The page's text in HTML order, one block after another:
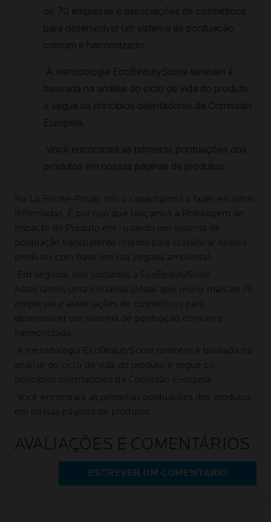
Na La Roche-Posay, nós o capacitamos a fazer escolhas
informadas. É por isso que lançamos a Rotulagem de
Impacto do Produto em , usando um sistema de
pontuação transparente interno para classificar nossos
produtos com base em sua pegada ambiental.
Em seguida, nos juntamos à EcoBeautyScore
Association, uma iniciativa global que reúne mais de 70
empresas e associações de cosméticos para
desenvolver um sistema de pontuação comum e
harmonizado.
A metodologia EcoBeautyScore também é baseada na
análise do ciclo de vida do produto e segue os
princípios orientadores da Comissão Europeia.
Você encontrará as primeiras pontuações dos produtos
em nossas páginas de produtos.
AVALIAÇÕES E COMENTÁRIOS
ESCREVER UM COMENTÁRIO